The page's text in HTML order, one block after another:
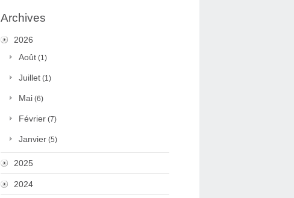
Archives
2026
Août (1)
Juillet (1)
Mai (6)
Février (7)
Janvier (5)
2025
2024